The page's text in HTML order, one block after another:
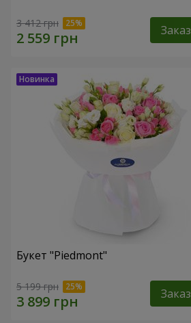
3 412 грн
Букет "Piedmont"
5 199 грн